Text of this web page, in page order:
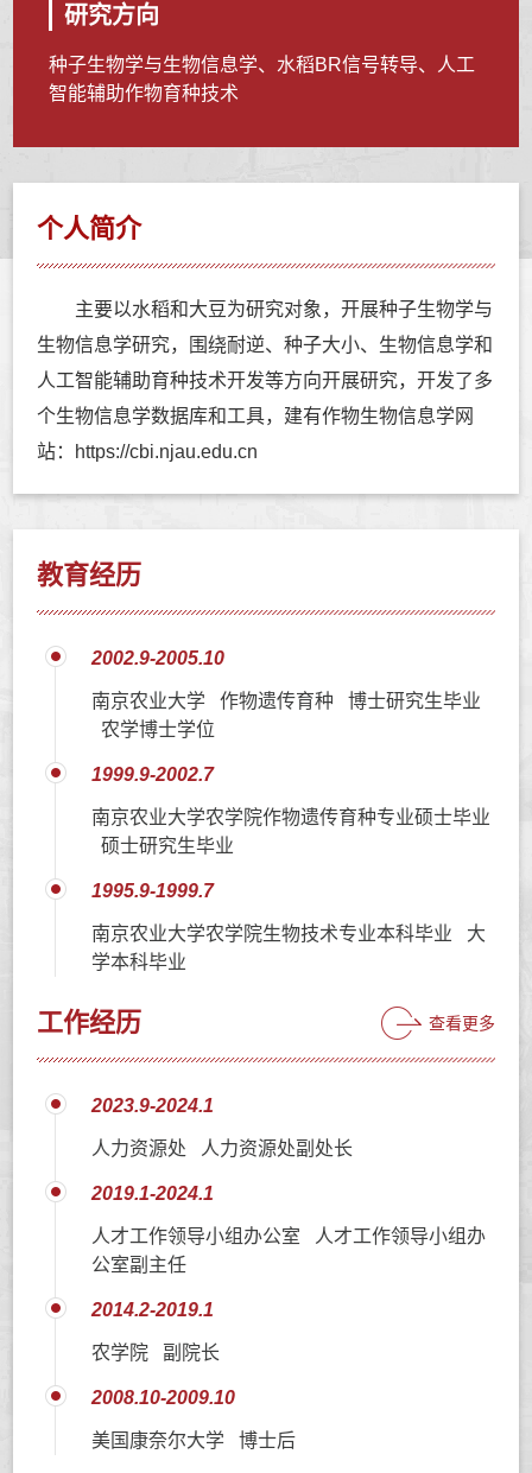
研究方向
种子生物学与生物信息学、水稻BR信号转导、人工
智能辅助作物育种技术
个人简介
主要以水稻和大豆为研究对象，开展种子生物学与
生物信息学研究，围绕耐逆、种子大小、生物信息学和
人工智能辅助育种技术开发等方向开展研究，开发了多
个生物信息学数据库和工具，建有作物生物信息学网
站：https://cbi.njau.edu.cn
教育经历
2002.9-2005.10
南京农业大学 作物遗传育种 博士研究生毕业
农学博士学位
1999.9-2002.7
南京农业大学农学院作物遗传育种专业硕士毕业
硕士研究生毕业
1995.9-1999.7
南京农业大学农学院生物技术专业本科毕业 大
学本科毕业
工作经历 查看更多
2023.9-2024.1
人力资源处 人力资源处副处长
2019.1-2024.1
人才工作领导小组办公室 人才工作领导小组办
公室副主任
2014.2-2019.1
农学院 副院长
2008.10-2009.10
美国康奈尔大学 博士后